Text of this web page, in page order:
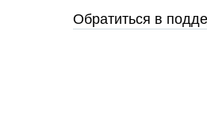
Обратиться в